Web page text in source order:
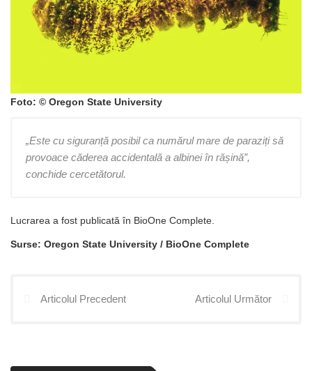
Foto: © Oregon State University
„Este cu siguranță posibil ca numărul mare de paraziți să
provoace căderea accidentală a albinei în rășină”,
conchide cercetătorul.
Lucrarea a fost publicată în BioOne Complete.
Surse: Oregon State University / BioOne Complete
Articolul Precedent Articolul Următor